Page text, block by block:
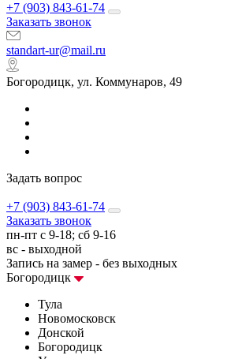
+7 (903) 843-61-74
Заказать звонок
standart-ur@mail.ru
Богородицк, ул. Коммунаров, 49
Задать вопрос
+7 (903) 843-61-74
Заказать звонок
пн-пт с 9-18; сб 9-16
вс - выходной
Запись на замер - без выходных
Богородицк
Тула
Новомосковск
Донской
Богородицк